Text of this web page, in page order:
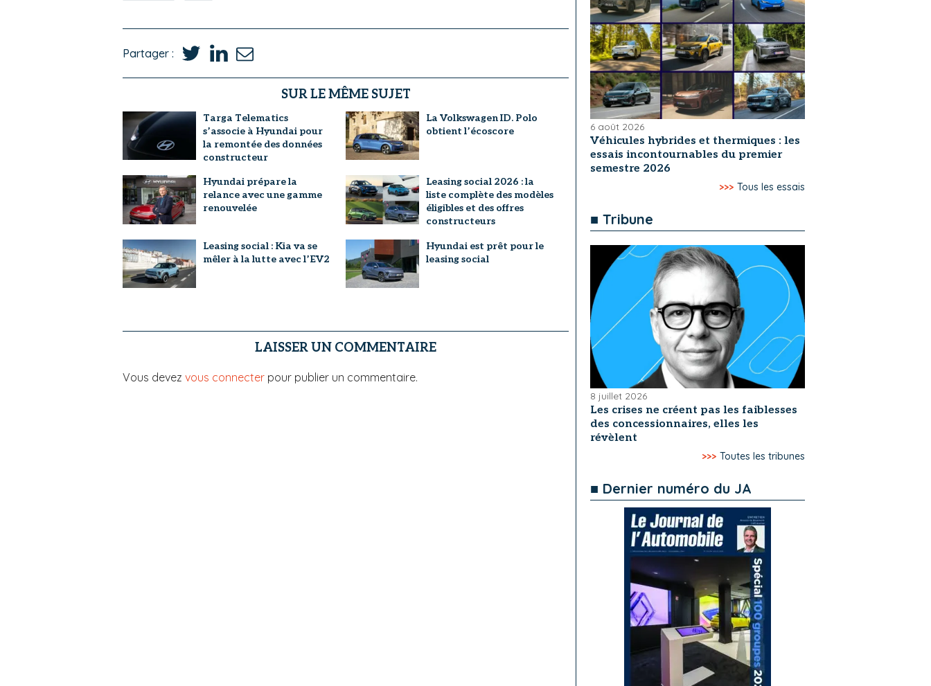
Partager :
SUR LE MÊME SUJET
Targa Telematics
s’associe à Hyundai pour
la remontée des données
constructeur
La Volkswagen ID. Polo
obtient l’écoscore
Hyundai prépare la
relance avec une gamme
renouvelée
Leasing social 2026 : la
liste complète des modèles
éligibles et des offres
constructeurs
Leasing social : Kia va se
mêler à la lutte avec l’EV2
Hyundai est prêt pour le
leasing social
LAISSER UN COMMENTAIRE
Vous devez vous connecter pour publier un commentaire.
6 août 2026
Véhicules hybrides et thermiques : les
essais incontournables du premier
semestre 2026
>>> Tous les essais
■ Tribune
8 juillet 2026
Les crises ne créent pas les faiblesses
des concessionnaires, elles les
révèlent
>>> Toutes les tribunes
■ Dernier numéro du JA